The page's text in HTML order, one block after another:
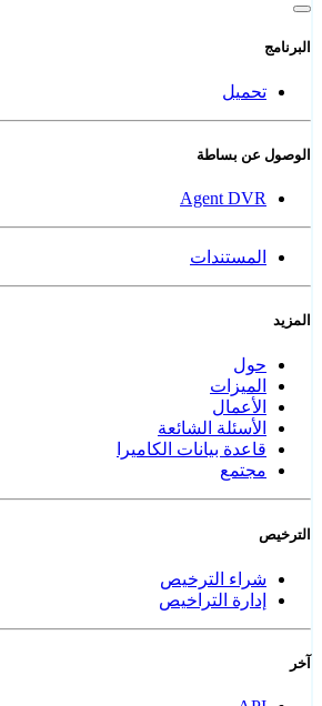
البرنامج
تحميل
الوصول عن بساطة
Agent DVR
المستندات
المزيد
حول
الميزات
الأعمال
الأسئلة الشائعة
قاعدة بيانات الكاميرا
مجتمع
الترخيص
شراء الترخيص
إدارة التراخيص
آخر